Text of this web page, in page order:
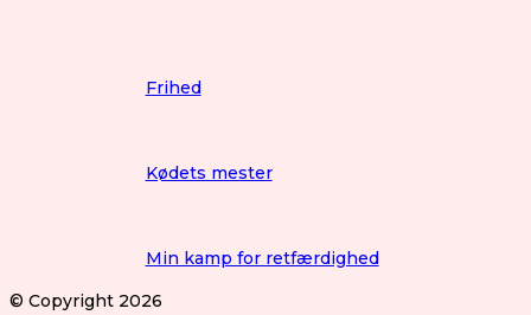
Frihed
Kødets mester
Min kamp for retfærdighed
© Copyright 2026